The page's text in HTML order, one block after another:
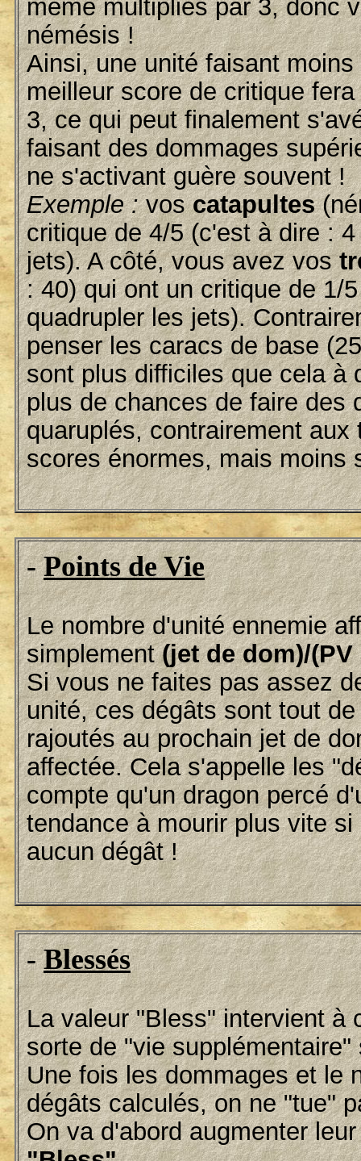
même multipliés par 3, donc
némésis !
Ainsi, une unité faisant
meilleur score de critique
3, ce qui peut finalement
faisant des dommages
ne s'activant guère souvent !
Exemple :voscatapultes
critique de 4/5 (c'est à dire :
jets). A côté, vous avez vos
: 40) qui ont un critique de 1/
quadrupler les jets).
penser les caracs de base
sont plus difficiles que cela à
plus de chances de faire des
quaruplés, contrairement
scores énormes, mais moins
-Points de Vie
Le nombre d'unité ennemie
simplement(jet de dom)/(PV
Si vous ne faites pas assez
unité, ces dégâts sont tout
rajoutés au prochain jet de
affectée. Cela s'appelle les
compte qu'un dragon percé
tendance à mourir plus vite
aucun dégât !
-Blessés
La valeur "Bless" intervient à
sorte de "vie
Une fois les dommages et le
dégâts calculés, on ne "tue"
On va d'abord augmenter